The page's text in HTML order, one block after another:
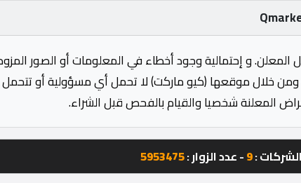
و إحتمالية وجود أخطاء في المعلومات أو الصور
ومن خلال موقعها (كيو ماركت) لا تحمل أي مسؤولية أو
المعلنة شخصيا والقيام بالفحص قبل الشراء.
:
9- عدد الزوار :5953475